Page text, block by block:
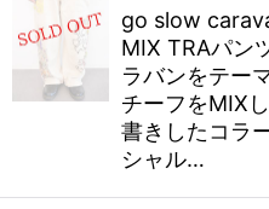
go slow
MIX TRAパン
ラバンをテー
チーフをMIX
書きしたコラ
シャル…